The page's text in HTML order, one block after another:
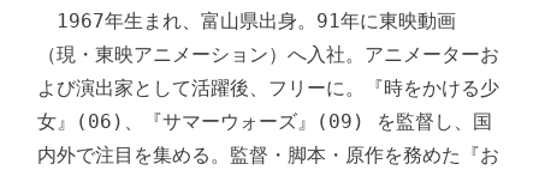
1967年生まれ、富山県出身。91年に東映動画
（現・東映アニメーション）へ入社。アニメーターお
よび演出家として活躍後、フリーに。『時をかける少
女』(06)、『サマーウォーズ』(09) を監督し、国
内外で注目を集める。監督・脚本・原作を務めた『お